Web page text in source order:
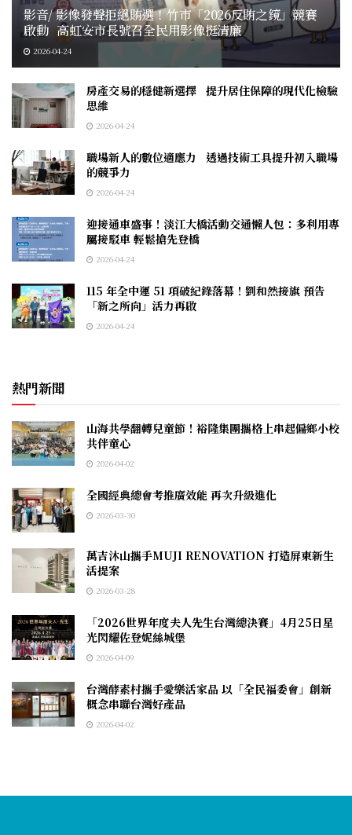
影音/ 影像發聲拒絕賄選！竹市「2026反賄之鏡」競賽
啟動 高虹安市長號召全民用影像挺清廉
2026-04-24
房產交易的穩健新選擇 提升居住保障的現代化檢驗
思維
2026-04-24
職場新人的數位適應力 透過技術工具提升初入職場
的競爭力
2026-04-24
迎接通車盛事！淡江大橋活動交通懶人包：多利用專
屬接駁車 輕鬆搶先登橋
2026-04-24
115 年全中運 51 項破紀錄落幕！劉和然接旗 預告
「新之所向」活力再啟
2026-04-24
熱門新聞
山海共學翻轉兒童節！裕隆集團攜格上串起偏鄉小校
共伴童心
2026-04-02
全國經典總會考推廣效能 再次升級進化
2026-03-30
萬吉沐山攜手MUJI RENOVATION 打造屏東新生
活提案
2026-03-28
「2026世界年度夫人先生台灣總決賽」4月25日星
光閃耀佐登妮絲城堡
2026-04-09
台灣酵素村攜手愛樂活家品 以「全民福委會」創新
概念串聯台灣好產品
2026-04-02